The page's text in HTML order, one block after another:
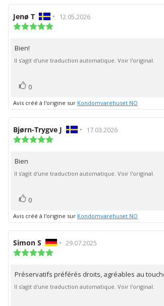
Auteur
de
Jenø T • Date
12.05.2026
5.0
étoiles
Texte
de
Bien!
Il s'agit d'une traduction automatique. Voir l'original.
Vote
positif
0
Avis créé à l'origine sur Kondomvarehuset NO
Auteur
de
Bjørn-Trygve J • Date
17.03.2026
5.0
étoiles
Texte
de
Bien
Il s'agit d'une traduction automatique. Voir l'original.
Vote
positif
0
Avis créé à l'origine sur Kondomvarehuset NO
Auteur
de
Simon S • Date
29.07.2025
:
5.0
étoiles
Texte
de
Préservatifs préférés droits, agréables au
Il s'agit d'une traduction automatique. Voir l'original.